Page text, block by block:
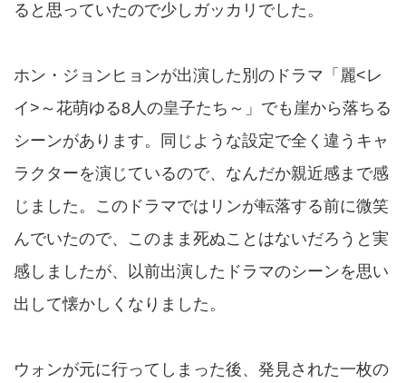
ると思っていたので少しガッカリでした。
ホン・ジョンヒョンが出演した別のドラマ「麗<レ
イ>～花萌ゆる8人の皇子たち～」でも崖から落ちる
シーンがあります。同じような設定で全く違うキャ
ラクターを演じているので、なんだか親近感まで感
じました。このドラマではリンが転落する前に微笑
んでいたので、このまま死ぬことはないだろうと実
感しましたが、以前出演したドラマのシーンを思い
出して懐かしくなりました。
ウォンが元に行ってしまった後、発見された一枚の